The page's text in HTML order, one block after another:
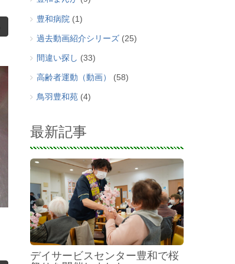
豊和病院 (1)
過去動画紹介シリーズ(25)
間違い探し (33)
高齢者運動（動画） (58)
鳥羽豊和苑(4)
最新記事
デイサービスセンター豊和で桜